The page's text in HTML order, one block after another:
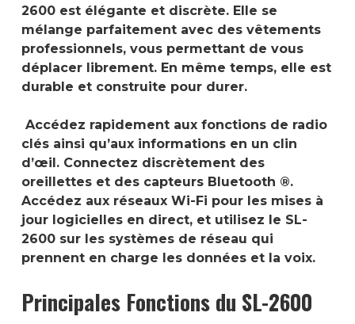
2600 est élégante et discrète. Elle se
mélange parfaitement avec des vêtements
professionnels, vous permettant de vous
déplacer librement. En même temps, elle est
durable et construite pour durer.
Accédez rapidement aux fonctions de radio
clés ainsi qu’aux informations en un clin
d’œil. Connectez discrètement des
oreillettes et des capteurs Bluetooth ®.
Accédez aux réseaux Wi-Fi pour les mises à
jour logicielles en direct, et utilisez le SL-
2600 sur les systèmes de réseau qui
prennent en charge les données et la voix.
Principales Fonctions du SL-2600